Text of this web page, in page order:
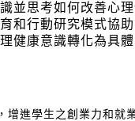
並思考如何改善心
和行動研究模式協
健康意識轉化為具
進學生之創業力和就